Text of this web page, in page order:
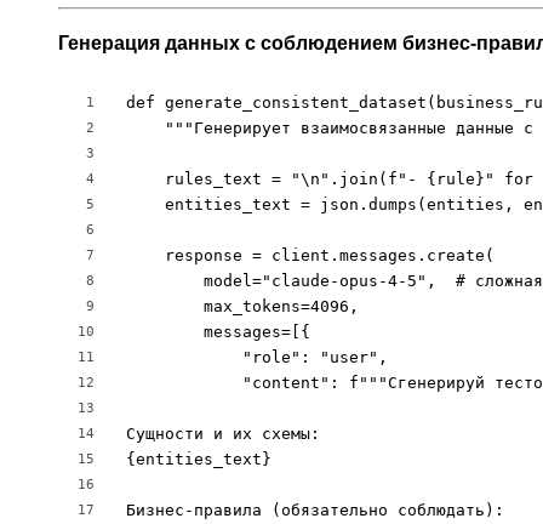
Генерация данных с соблюдением бизнес-
1
2
3
4
5
6
7
8
9
10
11
12
13
14
15
16
17
def
"""Генерирует взаимосвязанные данные с
rules_text = "\n".join(f"- {rule}" for
entities_text = json.dumps(entities,
    response = client.messages.create(
model="claude-opus-4-5",  #
        max_tokens=4096,
        messages=[{
            "role": "user",
"content": f"""Сгенерируй
Сущности и их схемы:
{entities_text}
Бизнес-правила (обязательно соблюдать):